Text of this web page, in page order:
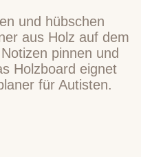
und hübschen
aus Holz auf dem
pinnen und
Holzboard eignet
für Autisten.